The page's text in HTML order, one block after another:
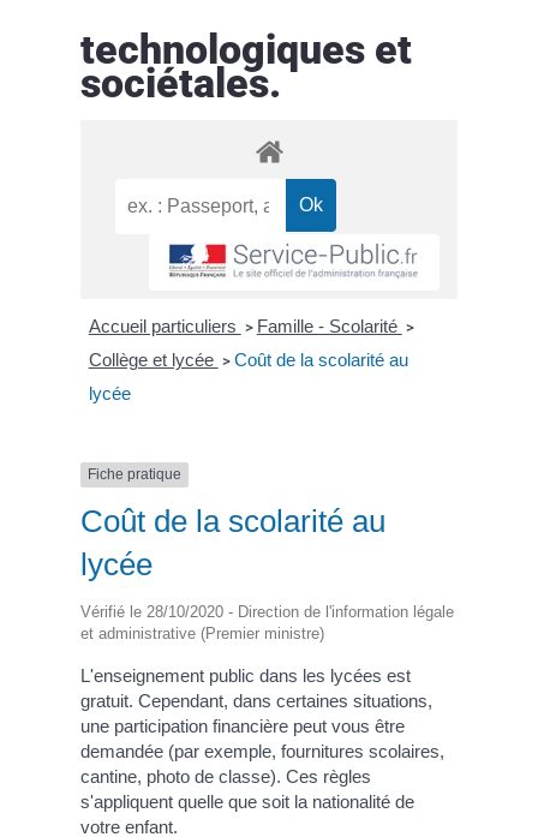
technologiques et
sociétales.
Accueil particuliers > Famille - Scolarité >
Collège et lycée > Coût de la scolarité au
lycée
Fiche pratique
Coût de la scolarité au
lycée
Vérifié le 28/10/2020 - Direction de l'information légale
et administrative (Premier ministre)
L'enseignement public dans les lycées est
gratuit. Cependant, dans certaines situations,
une participation financière peut vous être
demandée (par exemple, fournitures scolaires,
cantine, photo de classe). Ces règles
s'appliquent quelle que soit la nationalité de
votre enfant.